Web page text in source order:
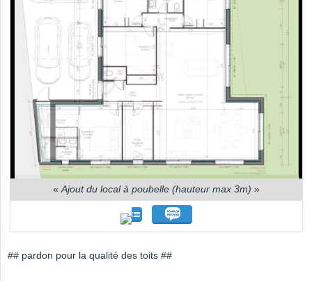
« Ajout du local à poubelle (hauteur max 3m) »
## pardon pour la qualité des toits ##